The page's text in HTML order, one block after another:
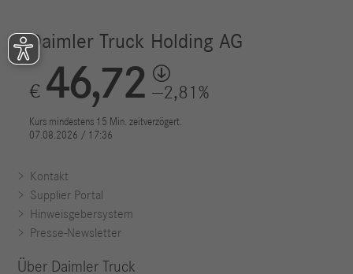
Kontakt
Supplier Portal
Hinweisgebersystem
Presse-Newsletter
Über Daimler Truck